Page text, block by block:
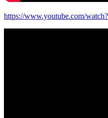
https://www.youtube.com/